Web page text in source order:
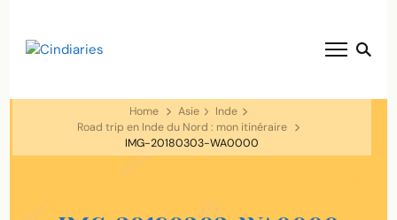
Home Asie
Inde
Road trip en Inde du Nord : mon itinéraire
IMG-20180303-WA0000